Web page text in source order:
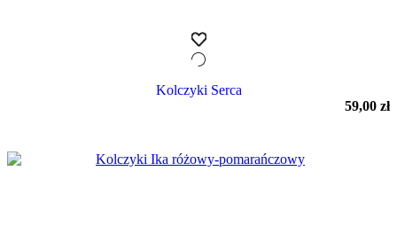
Kolczyki Serca
59,00 zł